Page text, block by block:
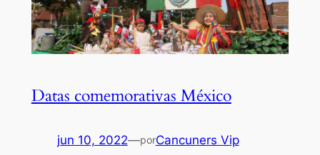
Datas comemorativas México
jun 10, 2022—porCancuners Vip